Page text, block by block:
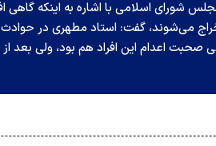
شورای اسلامی با اشاره به اینکه
اعدام این افراد هم بود، ولی بعد از